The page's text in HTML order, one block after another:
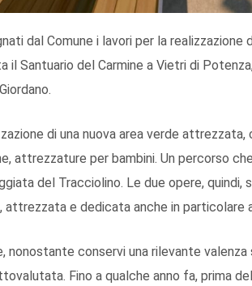
dal Comune i lavori per la realizzazione
il Santuario del Carmine a Vietri di
di una nuova area verde attrezzata,
attrezzature per bambini. Un percorso
del Tracciolino. Le due opere,
attrezzata e dedicata anche in particolare
nonostante conservi una rilevante
Fino a qualche anno fa, prima